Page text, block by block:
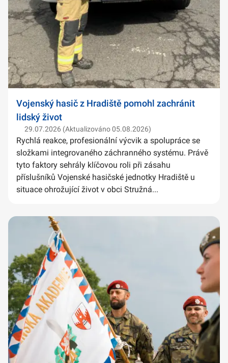
Vojenský hasič z Hradiště pomohl zachránit
lidský život
29.07.2026 (Aktualizováno 05.08.2026)
Rychlá reakce, profesionální výcvik a spolupráce se
složkami integrovaného záchranného systému. Právě
tyto faktory sehrály klíčovou roli při zásahu
příslušníků Vojenské hasičské jednotky Hradiště u
situace ohrožující život v obci Stružná...